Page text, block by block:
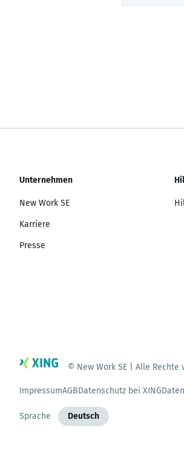
Unternehmen
New Work SE
Karriere
Presse
© New Work SE | Alle Rechte
ImpressumAGBDatenschutz bei XING
Sprache Deutsch